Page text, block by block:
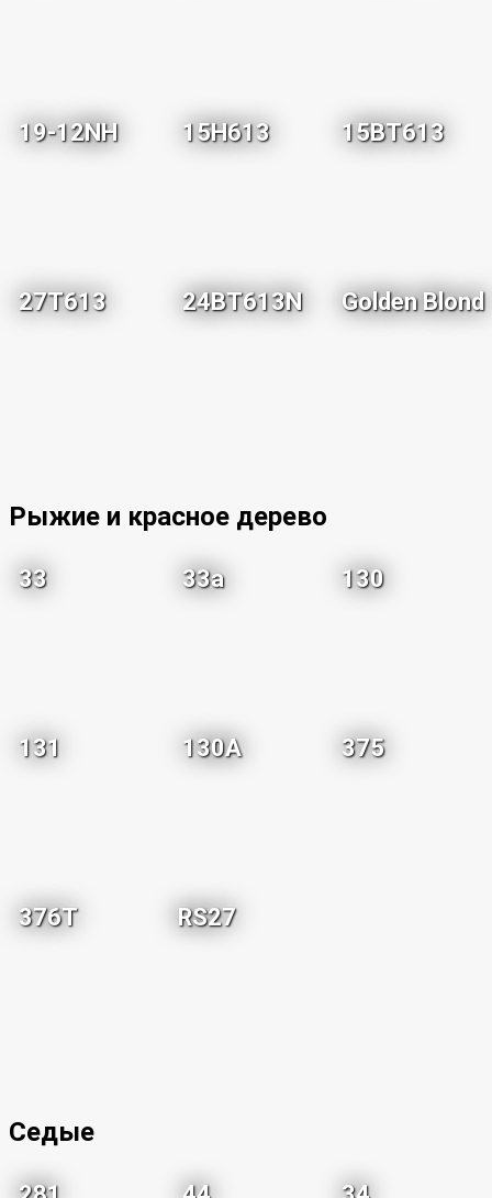
19-12NH 15H613 15BT613
27T613 24BT613N Golden Blond
Рыжие и красное дерево
33 33a 130
131 130A 375
376T RS27
Седые